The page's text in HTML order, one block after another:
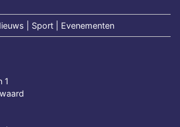
| Sport | Evenementen
1